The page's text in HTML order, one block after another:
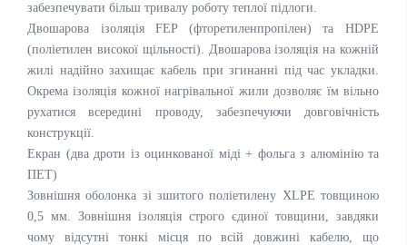
забезпечувати більш тривалу роботу теплої підлоги.
Двошарова ізоляція FEP (фторетиленпропілен) та HDPE
(поліетилен високої щільності). Двошарова ізоляція на кожній
жилі надійно захищає кабель при згинанні під час укладки.
Окрема ізоляція кожної нагрівальної жили дозволяє їм вільно
рухатися всередині проводу, забезпечуючи довговічність
конструкції.
Екран (два дроти із оцинкованої міді + фольга з алюмінію та
ПЕТ)
Зовнішня оболонка зі зшитого поліетилену XLPE товщиною
0,5 мм. Зовнішня ізоляція строго єдиної товщини, завдяки
чому відсутні тонкі місця по всій довжині кабелю, що